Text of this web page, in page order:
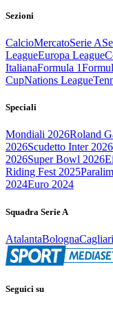
Sezioni
CalcioMercatoSerie A
LeagueEuropa League
ItalianaFormula 1
CupNations League
Speciali
Mondiali 2026Roland
2026Scudetto Inter 2026
2026Super Bowl 2026
Riding Fest 2025
2024Euro 2024
Squadra Serie A
AtalantaBolognaCagliari
Seguici su